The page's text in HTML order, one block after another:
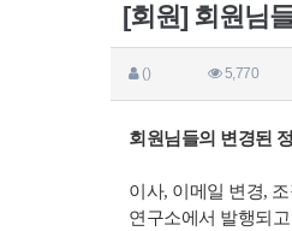
[회원] 회원님
() 5,770
회원님들의 변경된
이사, 이메일 변경,
연구소에서 발행되